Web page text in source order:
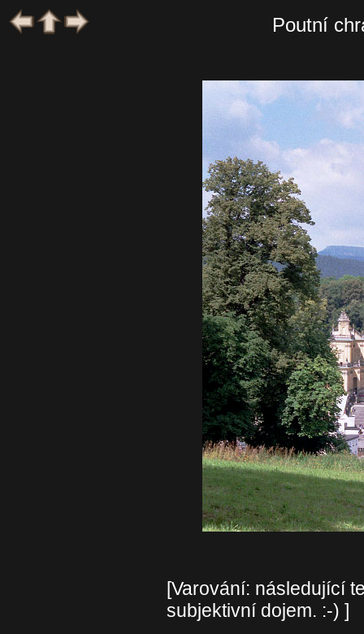
Poutní
[Varování: následující
subjektivní dojem. :-) ]